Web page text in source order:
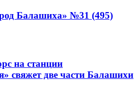
Балашиха» №31 (495)
на станции
свяжет две части Балашихи